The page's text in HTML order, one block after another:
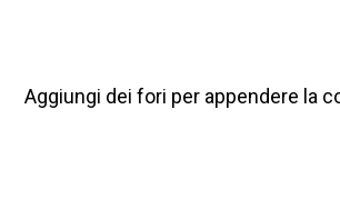
Aggiungi dei fori per appendere la